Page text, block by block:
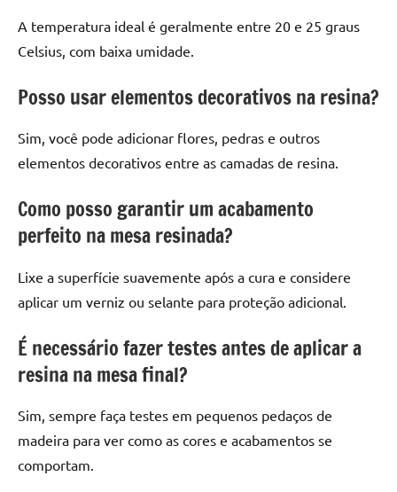
A temperatura ideal é geralmente entre 20 e 25 graus
Celsius, com baixa umidade.
Posso usar elementos decorativos na resina?
Sim, você pode adicionar flores, pedras e outros
elementos decorativos entre as camadas de resina.
Como posso garantir um acabamento
perfeito na mesa resinada?
Lixe a superfície suavemente após a cura e considere
aplicar um verniz ou selante para proteção adicional.
É necessário fazer testes antes de aplicar a
resina na mesa final?
Sim, sempre faça testes em pequenos pedaços de
madeira para ver como as cores e acabamentos se
comportam.